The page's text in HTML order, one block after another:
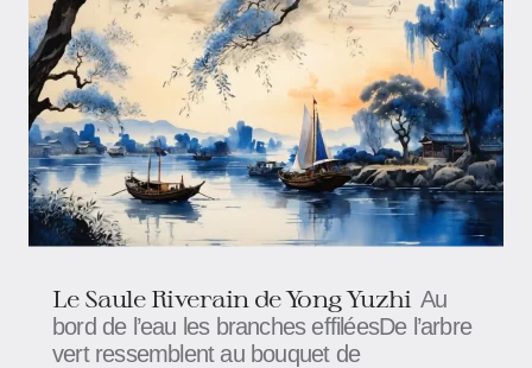
Le Saule Riverain de Yong Yuzhi Au
bord de l’eau les branches effiléesDe l’arbre
vert ressemblent au bouquet de